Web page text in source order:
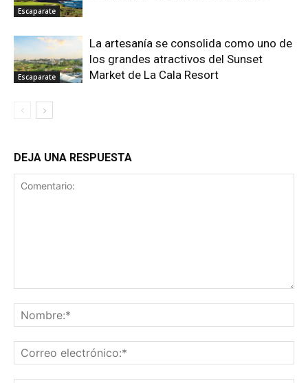
Escaparate
Escaparate
La artesanía se consolida como uno de
los grandes atractivos del Sunset
Market de La Cala Resort
DEJA UNA RESPUESTA